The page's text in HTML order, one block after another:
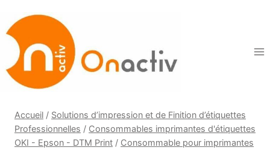
au
contenu
Accueil / Solutions d’impression et de Finition d’étiquettes
Professionnelles / Consommables imprimantes d'étiquettes
OKI - Epson - DTM Print / Consommable pour imprimantes